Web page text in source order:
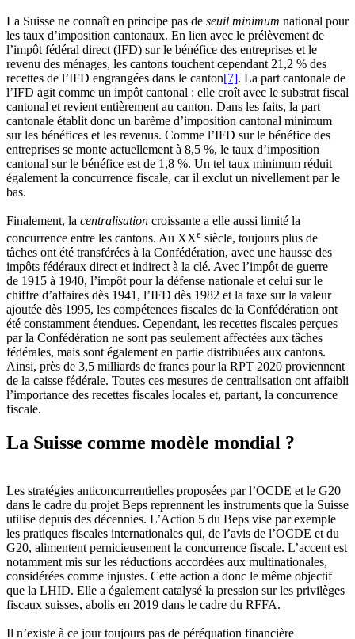
La Suisse ne connaît en principe pas de seuil minimum national pour
les taux d’imposition cantonaux. En lien avec le prélèvement de
l’impôt fédéral direct (IFD) sur le bénéfice des entreprises et le
revenu des ménages, les cantons touchent cependant 21,2 % des
recettes de l’IFD engrangées dans le canton[7]. La part cantonale de
l’IFD agit comme un impôt cantonal : elle croît avec le substrat fiscal
cantonal et revient entièrement au canton. Dans les faits, la part
cantonale établit donc un barème d’imposition cantonal minimum
sur les bénéfices et les revenus. Comme l’IFD sur le bénéfice des
entreprises se monte actuellement à 8,5 %, le taux d’imposition
cantonal sur le bénéfice est de 1,8 %. Un tel taux minimum réduit
également la concurrence fiscale, car il exclut un nivellement par le
bas.
Finalement, la centralisation croissante a elle aussi limité la
concurrence entre les cantons. Au XXe siècle, toujours plus de
tâches ont été transférées à la Confédération, avec une hausse des
impôts fédéraux direct et indirect à la clé. Avec l’impôt de guerre
de 1915 à 1940, l’impôt pour la défense nationale et celui sur le
chiffre d’affaires dès 1941, l’IFD dès 1982 et la taxe sur la valeur
ajoutée dès 1995, les compétences fiscales de la Confédération ont
été constamment étendues. Cependant, les recettes fiscales perçues
par la Confédération ne sont pas seulement affectées aux tâches
fédérales, mais sont également en partie distribuées aux cantons.
Ainsi, près de 3,5 milliards de francs pour la RPT 2020 proviennent
de la caisse fédérale. Toutes ces mesures de centralisation ont affaibli
l’importance des recettes fiscales locales et, partant, la concurrence
fiscale.
La Suisse comme modèle mondial ?
Les stratégies anticoncurrentielles proposées par l’OCDE et le G20
dans le cadre du projet Beps reprennent les instruments que la Suisse
utilise depuis des décennies. L’Action 5 du Beps vise par exemple
les pratiques fiscales internationales qui, de l’avis de l’OCDE et du
G20, alimentent pernicieusement la concurrence fiscale. L’accent est
notamment mis sur les réductions accordées aux multinationales,
considérées comme injustes. Cette action a donc le même objectif
que la LHID. Elle a également catalysé la pression sur les privilèges
fiscaux suisses, abolis en 2019 dans le cadre du RFFA.
Il n’existe à ce jour toujours pas de péréquation financière